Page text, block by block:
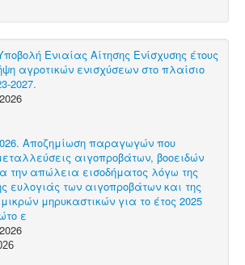
Ενιαίας Αίτησης Ενίσχυσης έτους
αγροτικών ενισχύσεων στο πλαίσιο
2027.
Αποζημίωση παραγωγών που
αιγοπροβάτων, βοοειδών
την απώλεια εισοδήματος λόγω της
ευλογιάς των αιγοπροβάτων και της
μηρυκαστικών για το έτος 2025
ε